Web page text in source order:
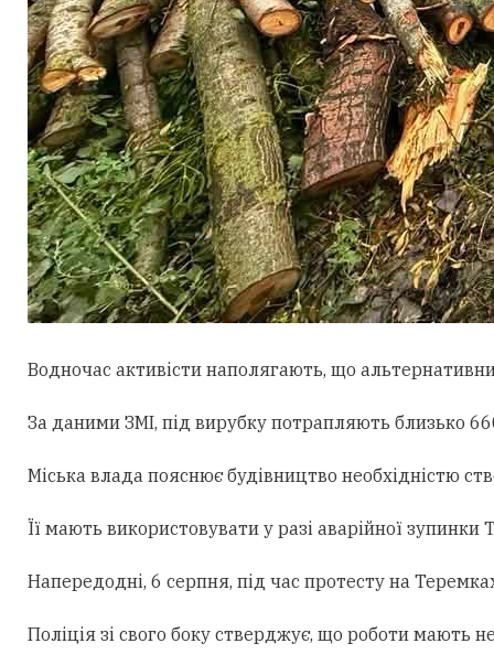
Водночас активісти наполягають, що
За даними ЗМІ, під вирубку потрапляють близько
Міська влада пояснює будівництво необхідністю
Її мають використовувати у разі аварійної
Напередодні, 6 серпня, під час протесту на
Поліція зі свого боку стверджує, що роботи мають